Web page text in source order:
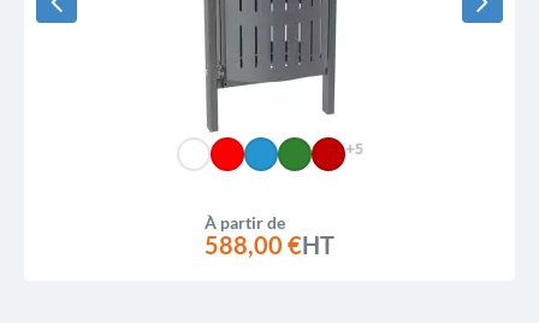
+5
À partir de
588,00 €HT